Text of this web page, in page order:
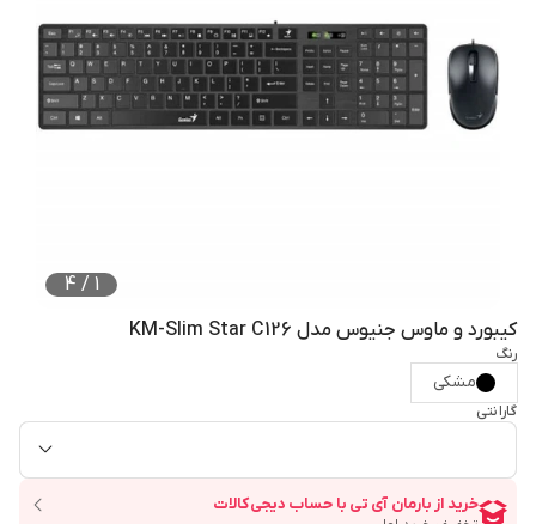
1
/
4
کیبورد و ماوس جنیوس مدل KM-Slim Star C126
رنگ
مشکی
گارانتی